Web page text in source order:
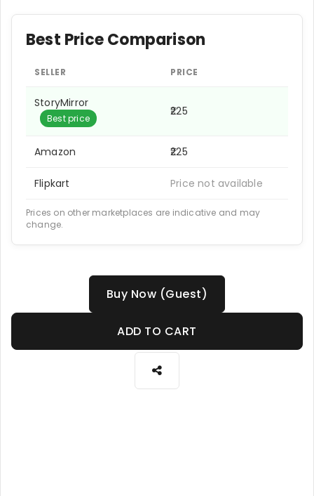
Best Price Comparison
SELLER PRICE
StoryMirror
Best price
₹225
Amazon ₹225
Flipkart Price not available
Prices on other marketplaces are indicative and may
change.
Buy Now (Guest)
ADD TO CART